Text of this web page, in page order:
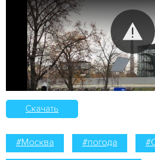
Скачать
#Москва #погода